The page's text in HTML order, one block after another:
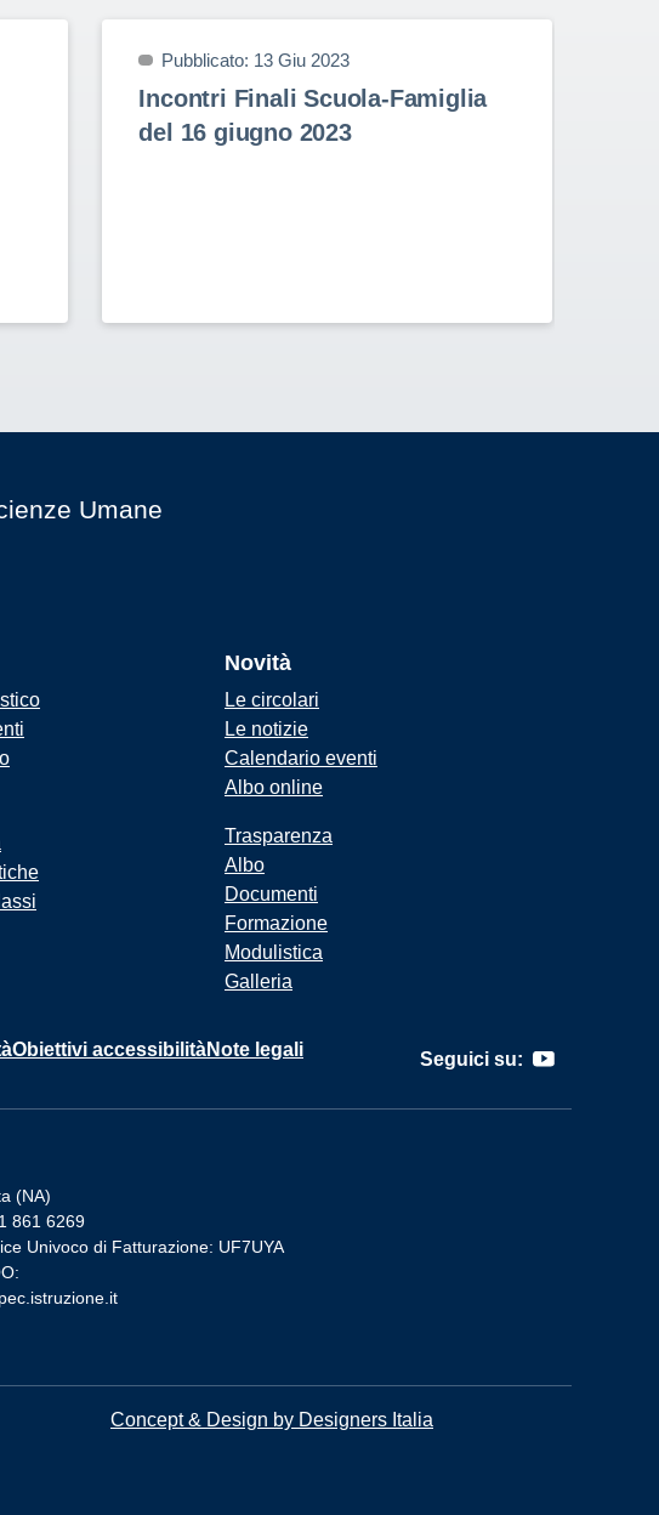
Pubblicato: 13 Giu 2023
Incontri Finali Scuola-Famiglia
del 16 giugno 2023
Umane
Novità
Le circolari
Le notizie
Calendario eventi
Albo online
Trasparenza
Albo
Documenti
Formazione
Modulistica
Galleria
Obiettivi accessibilitàNote legali Seguici su:
(NA)
861 6269
Univoco di Fatturazione: UF7UYA
Concept & Design by Designers Italia